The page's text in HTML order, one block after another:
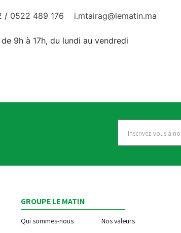
/ 0522 489 176 i.mtairag@lematin.ma
9h à 17h, du lundi au vendredi
GROUPE LE MATIN
Qui sommes-nous Nos valeurs